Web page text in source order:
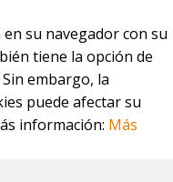
su navegador con su
tiene la opción de
embargo, la
puede afectar su
información: Más